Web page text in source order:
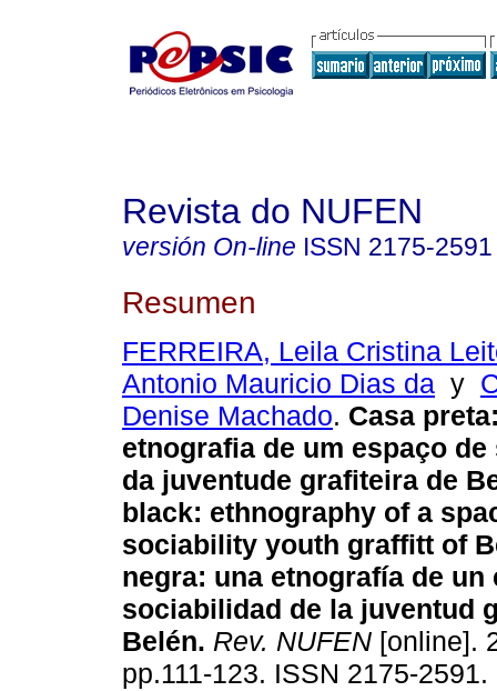
Revista do NUFEN
versión On-line ISSN 2175-2591
Resumen
FERREIRA, Leila Cristina
Antonio Mauricio Dias da y
Denise Machado. Casa preta
etnografia de um espaço
da juventude grafiteira de
black: ethnography of a
sociability youth graffitt of
negra: una etnografía de un
sociabilidad de la juventud
Belén. Rev. NUFEN [online].
pp.111-123. ISSN 2175-2591.